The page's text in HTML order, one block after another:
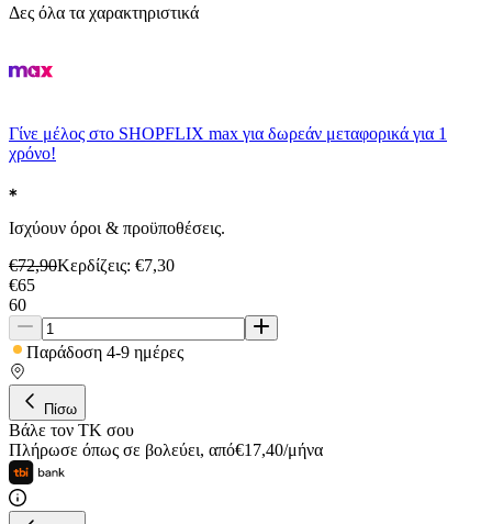
Δες όλα τα χαρακτηριστικά
Γίνε μέλος στο SHOPFLIX max για δωρεάν μεταφορικά για 1
χρόνο!
Ισχύουν όροι & προϋποθέσεις.
€72,90Κερδίζεις: €7,30
€65
60
Παράδοση 4-9 ημέρες
Πίσω
Βάλε τον ΤΚ σου
Πλήρωσε όπως σε βολεύει, από€17,40/μήνα